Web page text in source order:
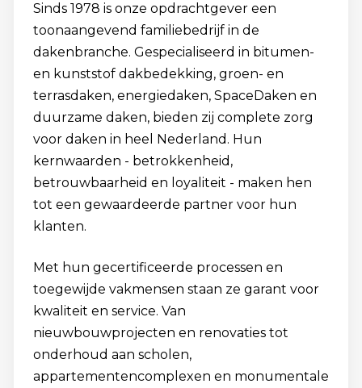
Sinds 1978 is onze opdrachtgever een
toonaangevend familiebedrijf in de
dakenbranche. Gespecialiseerd in bitumen-
en kunststof dakbedekking, groen- en
terrasdaken, energiedaken, SpaceDaken en
duurzame daken, bieden zij complete zorg
voor daken in heel Nederland. Hun
kernwaarden - betrokkenheid,
betrouwbaarheid en loyaliteit - maken hen
tot een gewaardeerde partner voor hun
klanten.
Met hun gecertificeerde processen en
toegewijde vakmensen staan ze garant voor
kwaliteit en service. Van
nieuwbouwprojecten en renovaties tot
onderhoud aan scholen,
appartementencomplexen en monumentale